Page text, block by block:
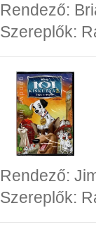
Rendező:
Szereplők:
Rendező:
Szereplők: